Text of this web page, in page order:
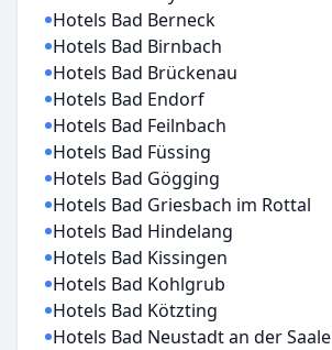
Hotels Bad Berneck
Hotels Bad Birnbach
Hotels Bad Brückenau
Hotels Bad Endorf
Hotels Bad Feilnbach
Hotels Bad Füssing
Hotels Bad Gögging
Hotels Bad Griesbach im Rottal
Hotels Bad Hindelang
Hotels Bad Kissingen
Hotels Bad Kohlgrub
Hotels Bad Kötzting
Hotels Bad Neustadt an der Saale